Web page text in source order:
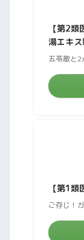
【第2
湯エキ
五苓散と2
【第1
ご存じ！